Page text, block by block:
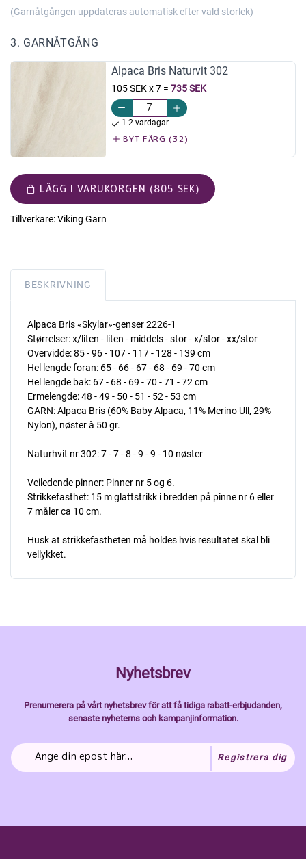
(Garnåtgången uppdateras automatisk efter vald storlek)
3. GARNÅTGÅNG
Alpaca Bris Naturvit 302
105 SEK x 7= 735 SEK
1-2 vardagar
BYT FÄRG (32)
LÄGG I VARUKORGEN (805 SEK)
Tillverkare:Viking Garn
BESKRIVNING
Alpaca Bris «Skylar»-genser 2226-1
Størrelser: x/liten - liten - middels - stor - x/stor - xx/stor
Overvidde: 85 - 96 - 107 - 117 - 128 - 139 cm
Hel lengde foran: 65 - 66 - 67 - 68 - 69 - 70 cm
Hel lengde bak: 67 - 68 - 69 - 70 - 71 - 72 cm
Ermelengde: 48 - 49 - 50 - 51 - 52 - 53 cm
GARN: Alpaca Bris (60% Baby Alpaca, 11% Merino Ull, 29%
Nylon), nøster à 50 gr.
Naturhvit nr 302: 7 - 7 - 8 - 9 - 9 - 10 nøster
Veiledende pinner: Pinner nr 5 og 6.
Strikkefasthet: 15 m glattstrikk i bredden på pinne nr 6 eller
7 måler ca 10 cm.
Husk at strikkefastheten må holdes hvis resultatet skal bli
vellykket.
Nyhetsbrev
Prenumerera på vårt nyhetsbrev för att få tidiga rabatt-erbjudanden,
senaste nyheterns och kampanjinformation.
Registrera dig